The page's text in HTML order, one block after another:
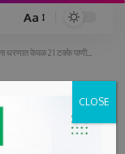
Font
Resizer
Aa
केवळ 21 टक्के पाणीसाठा
या
CLOSE